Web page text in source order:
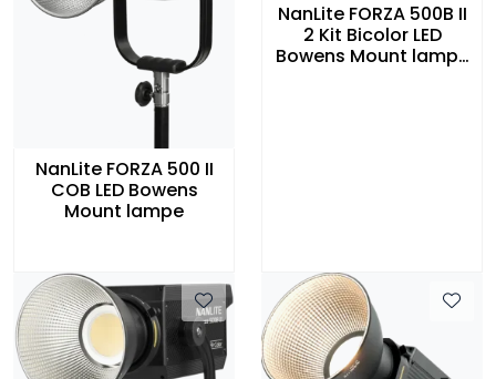
NanLite FORZA 500 II
COB LED Bowens
Mount lampe
NanLite FORZA 500B II
2 Kit Bicolor LED
Bowens Mount lampe